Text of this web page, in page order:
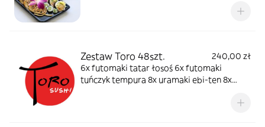
Zestaw Toro 48szt.
240,00 zł
6x futomaki tatar łosoś 6x futomaki
tuńczyk tempura 8x uramaki ebi-ten 8x
łosoś owijany tamago 8x hosomaki tuńczyk